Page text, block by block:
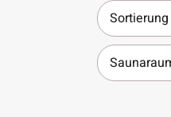
Sortierung